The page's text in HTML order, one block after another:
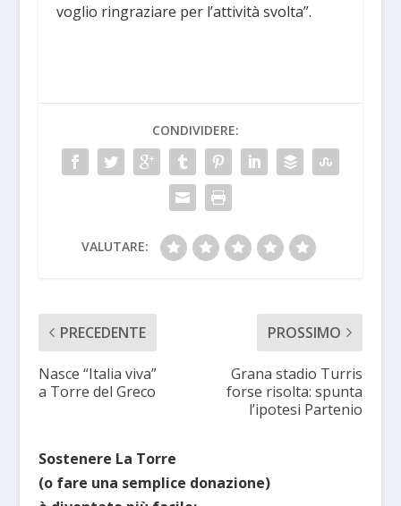
voglio ringraziare per l’attività svolta”.
CONDIVIDERE:
VALUTARE:
PRECEDENTE
Nasce “Italia viva”
a Torre del Greco
PROSSIMO
Grana stadio Turris
forse risolta: spunta
l’ipotesi Partenio
Sostenere La Torre
(o fare una semplice donazione)